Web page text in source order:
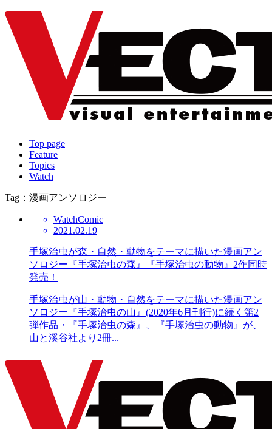
Top page
Feature
Topics
Watch
Tag：漫画アンソロジー
WatchComic
2021.02.19
手塚治虫が森・自然・動物をテーマに描いた漫画アン
ソロジー『手塚治虫の森』『手塚治虫の動物』2作同時
発売！
手塚治虫が山・動物・自然をテーマに描いた漫画アン
ソロジー『手塚治虫の山』(2020年6月刊行)に続く第2
弾作品・『手塚治虫の森』、『手塚治虫の動物』が、
山と溪谷社より2冊...